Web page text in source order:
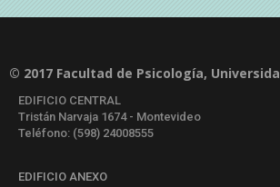
© 2017 Facultad de Psicología,
EDIFICIO CENTRAL
Tristán Narvaja 1674 - Montevideo
Teléfono: (598) 24008555
EDIFICIO ANEXO